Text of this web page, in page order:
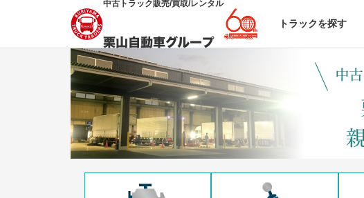
中古トラック販売/買取/レンタル
トラックを探す